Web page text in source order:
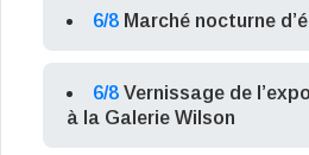
6/8 Marché nocturne
6/8 Vernissage de
à la Galerie Wilson